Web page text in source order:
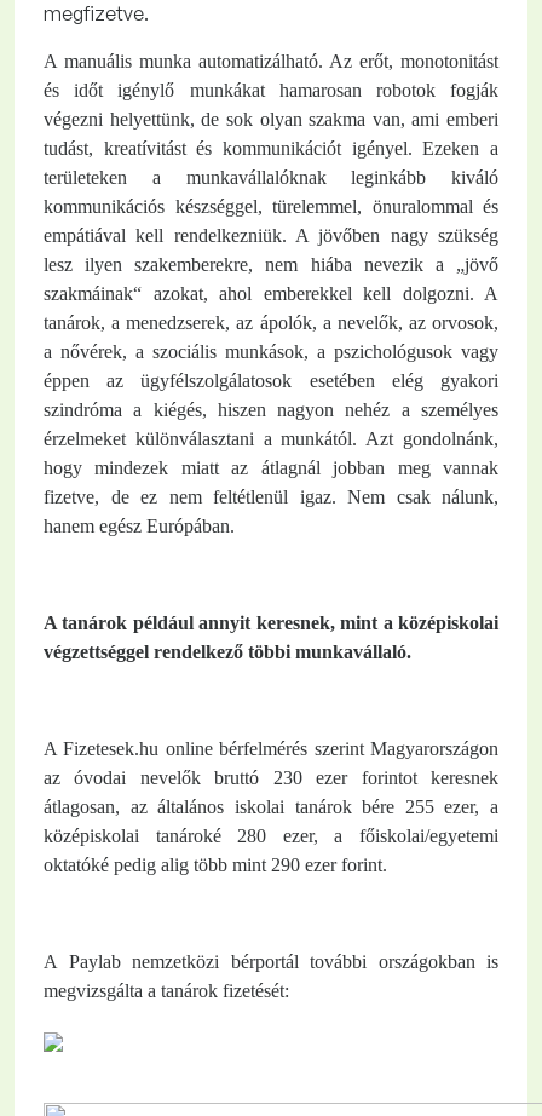
megfizetve.
A manuális munka automatizálható. Az erőt, monotonitást
és időt igénylő munkákat hamarosan robotok fogják
végezni helyettünk, de sok olyan szakma van, ami emberi
tudást, kreatívitást és kommunikációt igényel. Ezeken a
területeken a munkavállalóknak leginkább kiváló
kommunikációs készséggel, türelemmel, önuralommal és
empátiával kell rendelkezniük. A jövőben nagy szükség
lesz ilyen szakemberekre, nem hiába nevezik a „jövő
szakmáinak“ azokat, ahol emberekkel kell dolgozni. A
tanárok, a menedzserek, az ápolók, a nevelők, az orvosok,
a nővérek, a szociális munkások, a pszichológusok vagy
éppen az ügyfélszolgálatosok esetében elég gyakori
szindróma a kiégés, hiszen nagyon nehéz a személyes
érzelmeket különválasztani a munkától. Azt gondolnánk,
hogy mindezek miatt az átlagnál jobban meg vannak
fizetve, de ez nem feltétlenül igaz. Nem csak nálunk,
hanem egész Európában.
A tanárok például annyit keresnek, mint a középiskolai
végzettséggel rendelkező többi munkavállaló.
A Fizetesek.hu online bérfelmérés szerint Magyarországon
az óvodai nevelők bruttó 230 ezer forintot keresnek
átlagosan, az általános iskolai tanárok bére 255 ezer, a
középiskolai tanároké 280 ezer, a főiskolai/egyetemi
oktatóké pedig alig több mint 290 ezer forint.
A Paylab nemzetközi bérportál további országokban is
megvizsgálta a tanárok fizetését: